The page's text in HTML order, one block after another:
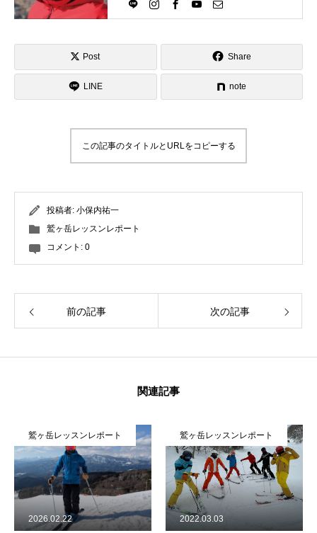
スキーインストラクターが職業選択の
Post Share
LINE note
この記事のタイトルとURLをコピーする
投稿者: 小保内祐一
鷲ヶ岳レッスンレポート
コメント: 0
前の記事 次の記事
関連記事
鷲ヶ岳レッスンレポート
2026.02.22
鷲ヶ岳レッスンレポート
2022.03.03